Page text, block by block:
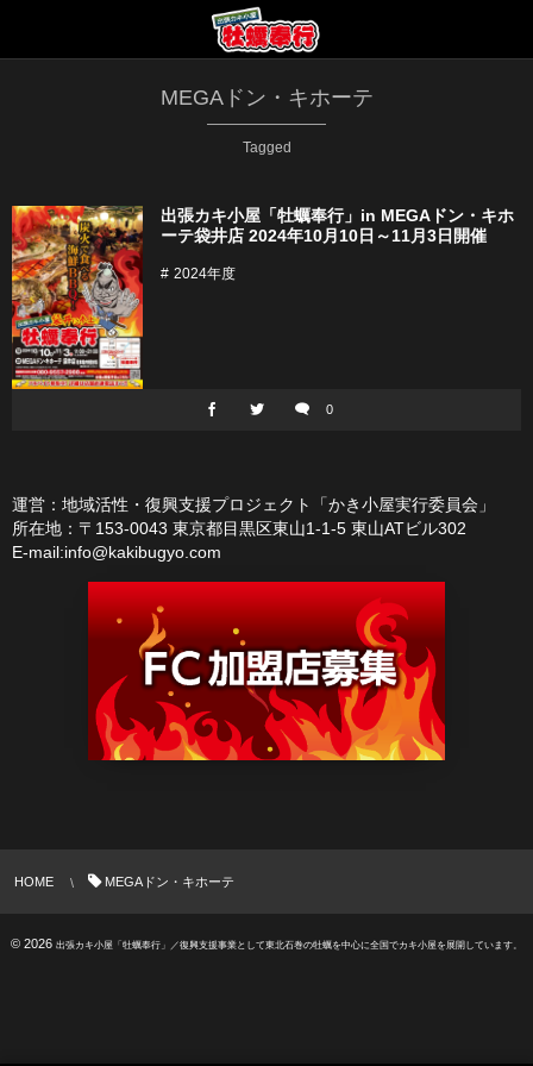
MEGAドン・キホーテ
Tagged
出張カキ小屋「牡蠣奉行」in MEGAドン・キホ
ーテ袋井店 2024年10月10日～11月3日開催
2024年度
0
運営：地域活性・復興支援プロジェクト「かき小屋実行委員会」
所在地：〒153-0043 東京都目黒区東山1-1-5 東山ATビル302
E-mail:info@kakibugyo.com
HOME MEGAドン・キホーテ
© 2026 出張カキ小屋「牡蠣奉行」／復興支援事業として東北石巻の牡蠣を中心に全国でカキ小屋を展開しています。